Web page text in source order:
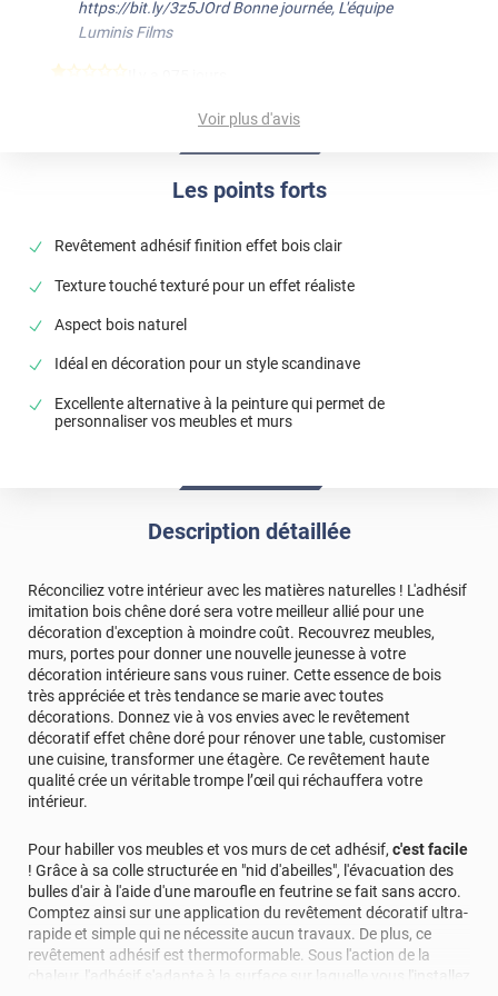
Les points forts
Revêtement adhésif finition effet bois clair
Texture touché texturé pour un effet réaliste
Aspect bois naturel
Idéal en décoration pour un style scandinave
Excellente alternative à la peinture qui permet de
personnaliser vos meubles et murs
https://bit.ly/3z5JOrd Bonne journée, L'équipe
Luminis Films
*****
que vous avez commandé, il faut nous envoyer des
contact pour que nous puissions le constater et
Luminis Films
Voir plus d'avis
Description détaillée
Réconciliez votre intérieur avec les matières naturelles ! L'adhésif
imitation bois chêne doré sera votre meilleur allié pour une
décoration d'exception à moindre coût. Recouvrez meubles,
murs, portes pour donner une nouvelle jeunesse à votre
décoration intérieure sans vous ruiner. Cette essence de bois
très appréciée et très tendance se marie avec toutes
décorations. Donnez vie à vos envies avec le revêtement
décoratif effet chêne doré pour rénover une table, customiser
une cuisine, transformer une étagère. Ce revêtement haute
qualité crée un véritable trompe l’œil qui réchauffera votre
intérieur.
Pour habiller vos meubles et vos murs de cet adhésif, c'est facile
! Grâce à sa colle structurée en "nid d'abeilles", l'évacuation des
bulles d'air à l'aide d'une maroufle en feutrine se fait sans accro.
Comptez ainsi sur une application du revêtement décoratif ultra-
rapide et simple qui ne nécessite aucun travaux. De plus, ce
revêtement adhésif est thermoformable. Sous l'action de la
chaleur, l'adhésif s'adapte à la surface sur laquelle vous l'installez